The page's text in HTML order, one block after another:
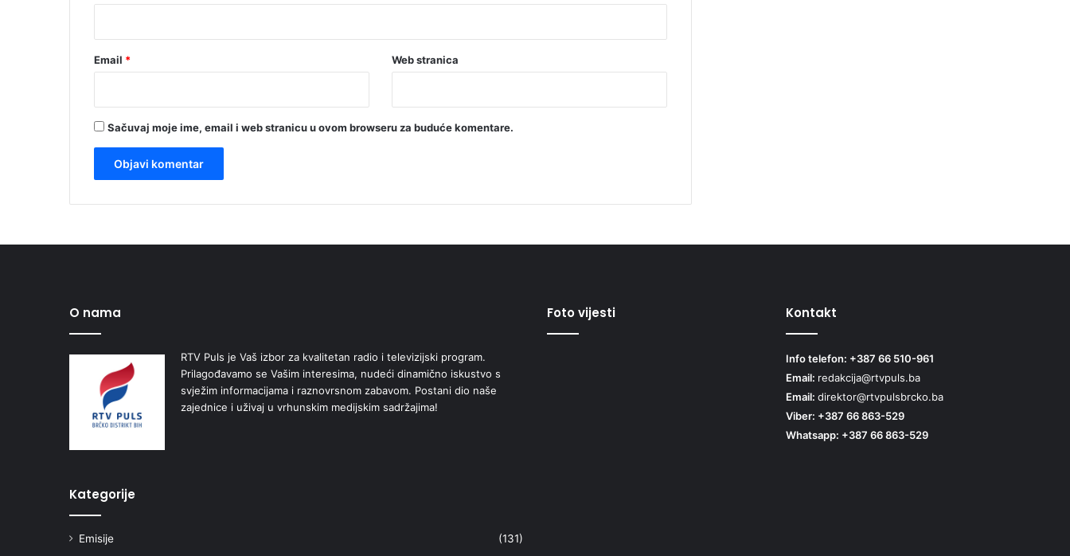
Email * Web stranica
Sačuvaj moje ime, email i web stranicu u ovom browseru za buduće komentare.
O nama
RTV Puls je Vaš izbor za kvalitetan radio i televizijski program.
Prilagođavamo se Vašim interesima, nudeći dinamično iskustvo s
svježim informacijama i raznovrsnom zabavom. Postani dio naše
zajednice i uživaj u vrhunskim medijskim sadržajima!
Kategorije
Emisije
(131)
Foto vijesti Kontakt
Info telefon: +387 66 510-961
Email: redakcija@rtvpuls.ba
Email: direktor@rtvpulsbrcko.ba
Viber: +387 66 863-529
Whatsapp: +387 66 863-529